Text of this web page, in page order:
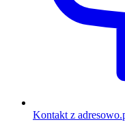
Kontakt z